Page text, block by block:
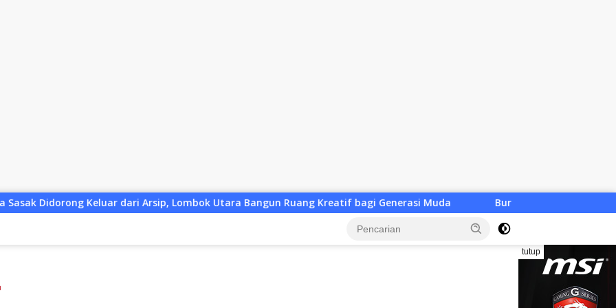
Arsip, Lombok Utara Bangun Ruang Kreatif bagi Generasi Muda Bursa Ketua KONI NTB Dibuka, Baru Satu Utusan
tutup